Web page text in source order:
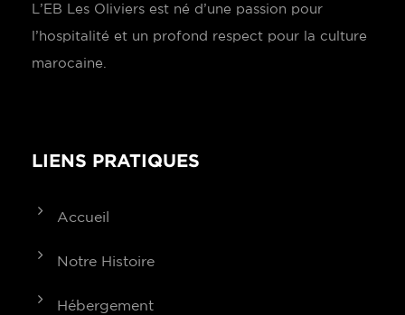
L’EB Les Oliviers est né d’une passion pour
l’hospitalité et un profond respect pour la culture
marocaine.
LIENS PRATIQUES
Accueil
Notre Histoire
Hébergement